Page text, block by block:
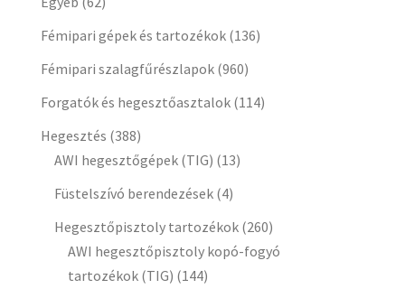
Fémipari gépek és tartozékok (136)
Fémipari szalagfűrészlapok (960)
Forgatók és hegesztőasztalok (114)
Hegesztés (388)
AWI hegesztőgépek (TIG) (13)
Füstelszívó berendezések (4)
Hegesztőpisztoly tartozékok (260)
AWI hegesztőpisztoly kopó-fogyó
tartozékok (TIG) (144)